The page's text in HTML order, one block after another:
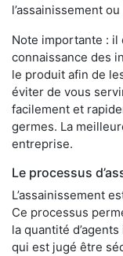
l’assainissement
Note importante :
connaissance des
le produit afin de
éviter de vous
facilement et
germes. La
entreprise.
Le processus
L’assainissement
Ce processus
la quantité
qui est jugé être